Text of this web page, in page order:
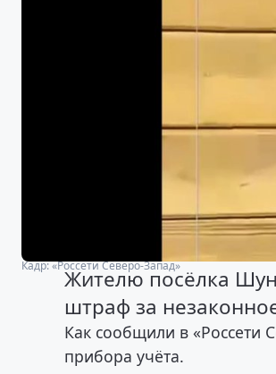
Кадр: «Россети Северо-Запад»
Жителю посёлка
штраф за
Как сообщили в «Россети
прибора учёта.